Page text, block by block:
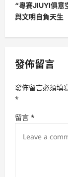
n
a
v
g
a
t
i
“粵賽JIUYI俱意
與文明自負天生
發佈留言
發佈留言必須填
*
留言 *